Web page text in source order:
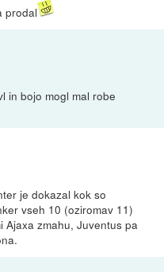
prodal
in bojo mogl mal robe
je dokazal kok so
vseh 10 (oziromav 11)
Ajaxa zmahu, Juventus pa